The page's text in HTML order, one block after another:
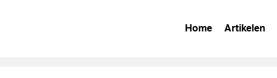
Home Artikelen